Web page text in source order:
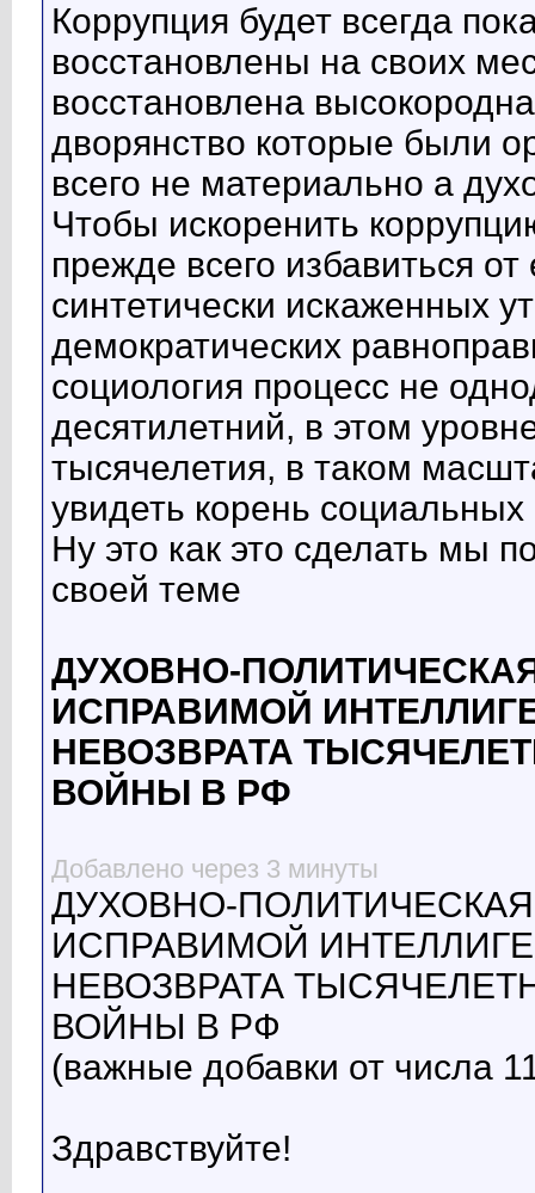
Коррупция будет всегда
восстановлены на своих
восстановлена
дворянство которые были
всего не материально а
Чтобы искоренить
прежде всего избавиться от
синтетически искаженных
демократических
социология процесс не
десятилетний, в этом
тысячелетия, в таком
увидеть корень
Ну это как это сделать мы
своей теме
ДУХОВНО-
ИСПРАВИМОЙ
НЕВОЗВРАТА
ВОЙНЫ В РФ
Добавлено через 3 минуты
ДУХОВНО-
ИСПРАВИМОЙ
НЕВОЗВРАТА
ВОЙНЫ В РФ
(важные добавки от числа
Здравствуйте!